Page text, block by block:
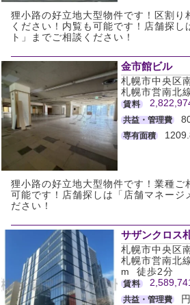
狸小路の好立地大型物件です！区割り
ください！内覧も可能です！店舗探し
ト」までご相談ください！
金市館ビル
札幌市中央区
札幌市営南北
賃料
共益・管理費
専有面積
狸小路の好立地大型物件です！業種ご
可能です！店舗探しは「店舗マネージ
ださい！
サザンクロス
札幌市中央区
札幌市営南北
m 徒歩2分
賃料
共益・管理費
円